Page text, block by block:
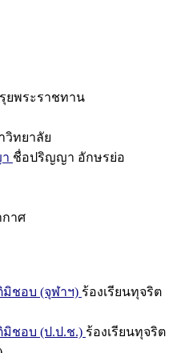
ยพระราชทาน
วิทยาลัย
ชื่อปริญญา อักษรย่อ
าศ
มิชอบ (จุฬาฯ) ร้องเรียนทุจริต
มิชอบ (ป.ป.ช.) ร้องเรียนทุจริต